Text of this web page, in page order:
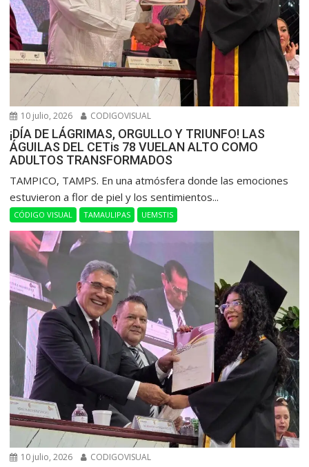
10 julio, 2026 CODIGOVISUAL
¡DÍA DE LÁGRIMAS, ORGULLO Y TRIUNFO! LAS
ÁGUILAS DEL CETis 78 VUELAN ALTO COMO
ADULTOS TRANSFORMADOS
​TAMPICO, TAMPS. En una atmósfera donde las emociones
estuvieron a flor de piel y los sentimientos...
CÓDIGO VISUAL TAMAULIPAS UEMSTIS
10 julio, 2026 CODIGOVISUAL